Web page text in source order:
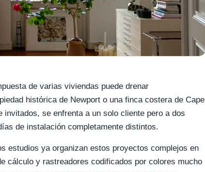
de varias viviendas puede drenar
histórica de Newport o una finca costera de Cape
se enfrenta a un solo cliente pero a dos
de instalación completamente distintos.
estudios ya organizan estos proyectos complejos en
cálculo y rastreadores codificados por colores mucho